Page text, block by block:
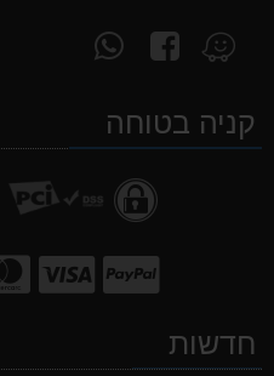
מצא
אותנו
Waze
עקוב
אחרינו
facebookקניה בטוחה
חדשות